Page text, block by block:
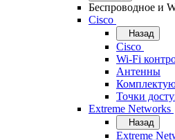
Беспроводное и
Cisco
Назад
Cisco
Wi-Fi
Антенны
Точки
Extreme Networks
Назад
Extreme